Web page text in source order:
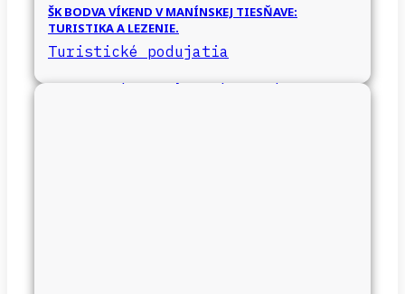
ŠK BODVA VÍKEND V MANÍNSKEJ TIESŇAVE:
TURISTIKA A LEZENIE.
Turistické podujatia